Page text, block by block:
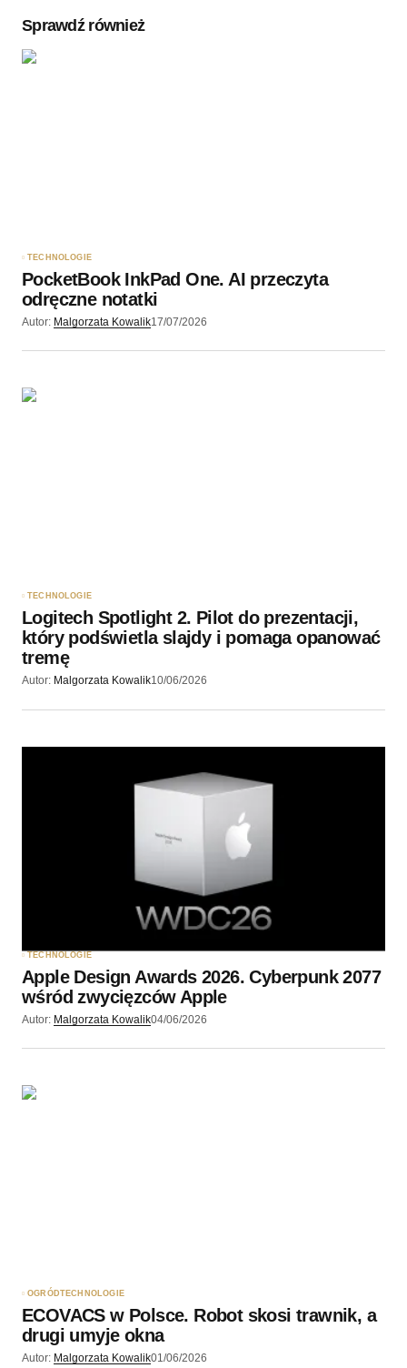
Wyślij komentarz
Sprawdź również
TECHNOLOGIE
PocketBook InkPad One. AI przeczyta
odręczne notatki
Autor: Malgorzata Kowalik17/07/2026
TECHNOLOGIE
Logitech Spotlight 2. Pilot do prezentacji,
który podświetla slajdy i pomaga opanować
tremę
Autor: Malgorzata Kowalik10/06/2026
TECHNOLOGIE
Apple Design Awards 2026. Cyberpunk 2077
wśród zwycięzców Apple
Autor: Malgorzata Kowalik04/06/2026
OGRÓDTECHNOLOGIE
ECOVACS w Polsce. Robot skosi trawnik, a
drugi umyje okna
Autor: Malgorzata Kowalik01/06/2026